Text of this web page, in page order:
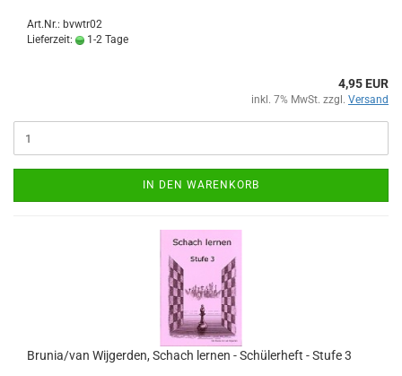
Art.Nr.: bvwtr02
Lieferzeit:
1-2 Tage
4,95 EUR
inkl. 7% MwSt. zzgl. Versand
IN DEN WARENKORB
Brunia/van Wijgerden, Schach lernen - Schülerheft - Stufe 3